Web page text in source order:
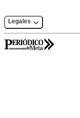
Legales